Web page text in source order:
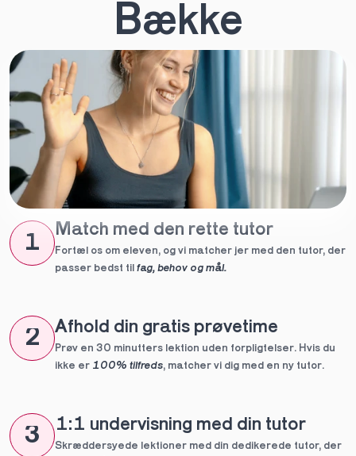
Bække
1
Match med den rette tutor
Fortæl os om eleven, og vi matcher jer med den tutor, der
passer bedst til fag, behov og mål.
2 Afhold din gratis prøvetime
Prøv en 30 minutters lektion uden forpligtelser. Hvis du
ikke er 100% tilfreds, matcher vi dig med en ny tutor.
3 1:1 undervisning med din tutor
Skræddersyede lektioner med din dedikerede tutor, der